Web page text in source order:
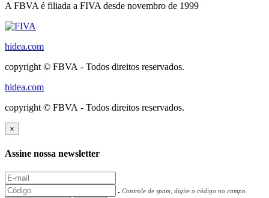
A FBVA é filiada a FIVA desde novembro de 1999
hidea.com
copyright © FBVA - Todos direitos reservados.
hidea.com
copyright © FBVA - Todos direitos reservados.
×
Assine nossa newsletter
Controle de spam, digite o código no campo.